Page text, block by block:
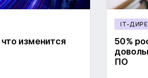
изменится
IT-
50%
ПО